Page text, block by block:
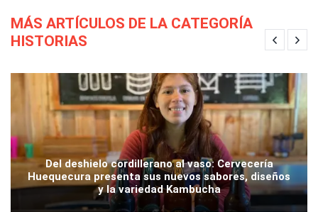
MÁS ARTÍCULOS DE LA CATEGORÍA
HISTORIAS
Del deshielo cordillerano al vaso: Cervecería
Huequecura presenta sus nuevos sabores, diseños
y la variedad Kambucha